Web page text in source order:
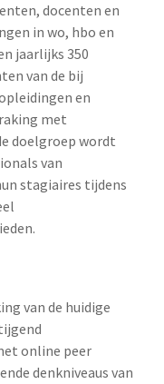
docenten en
in wo, hbo en
jaarlijks 350
van de bij
en
met
doelgroep wordt
van
stagiaires tijdens
van de huidige
online peer
denkniveaus van